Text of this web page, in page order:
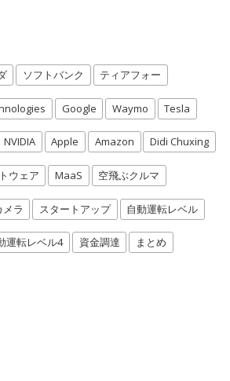
ソフトバンク ティアフォー
Google Waymo Tesla
NVIDIA Apple Amazon Didi Chuxing
ウェア MaaS 空飛ぶクルマ
メラ スタートアップ 自動運転レベル
運転レベル4 資金調達 まとめ